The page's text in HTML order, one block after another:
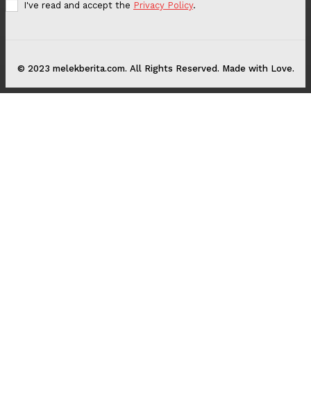
I've read and accept the Privacy Policy.
© 2023 melekberita.com. All Rights Reserved. Made with Love.